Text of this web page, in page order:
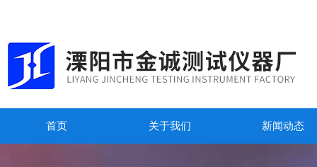
首页 关于我们 新闻动态